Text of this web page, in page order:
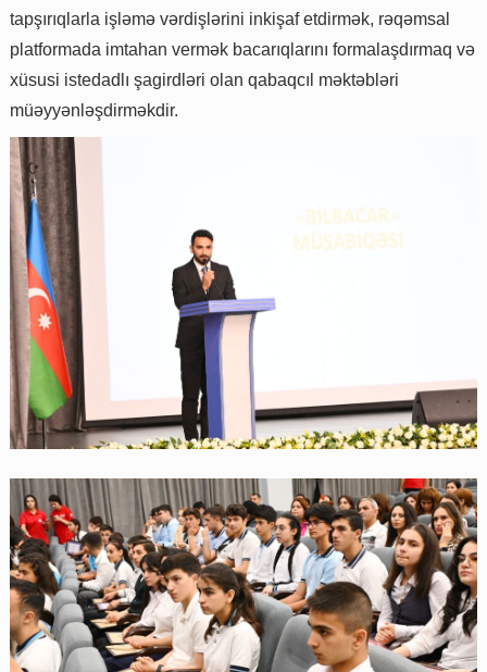
tapşırıqlarla işləmə vərdişlərini inkişaf etdirmək, rəqəmsal
platformada imtahan vermək bacarıqlarını formalaşdırmaq və
xüsusi istedadlı şagirdləri olan qabaqcıl məktəbləri
müəyyənləşdirməkdir.